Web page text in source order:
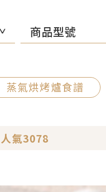
商品型號
蒸氣烘烤爐食譜
人氣3078